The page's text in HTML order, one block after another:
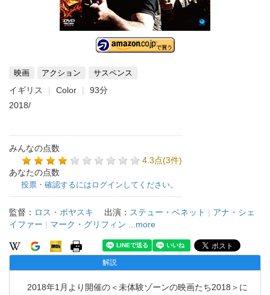
映画 アクション サスペンス
イギリス Color
93分
2018/
みんなの点数
4.3点(3件)
あなたの点数
投票・確認するにはログインしてください。
監督： ロス・ボヤスキ 出演： ステュー・ベネット | アナ・シェ
イファー | マーク・グリフィン ...more
解説
2018年1月より開催の＜未体験ゾーンの映画たち2018＞に